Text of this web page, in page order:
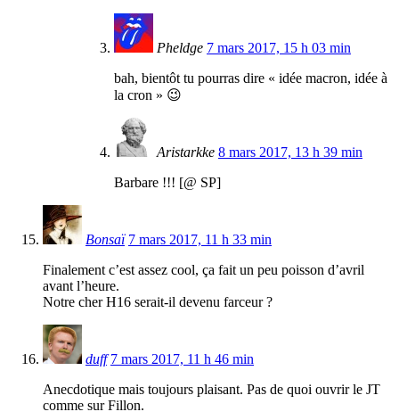
Pheldge 7 mars 2017, 15 h 03 min
bah, bientôt tu pourras dire « idée macron, idée à
la cron » 😉
Aristarkke 8 mars 2017, 13 h 39 min
Barbare !!! [@ SP]
Bonsaï 7 mars 2017, 11 h 33 min
Finalement c’est assez cool, ça fait un peu poisson d’avril
avant l’heure.
Notre cher H16 serait-il devenu farceur ?
duff 7 mars 2017, 11 h 46 min
Anecdotique mais toujours plaisant. Pas de quoi ouvrir le JT
comme sur Fillon.